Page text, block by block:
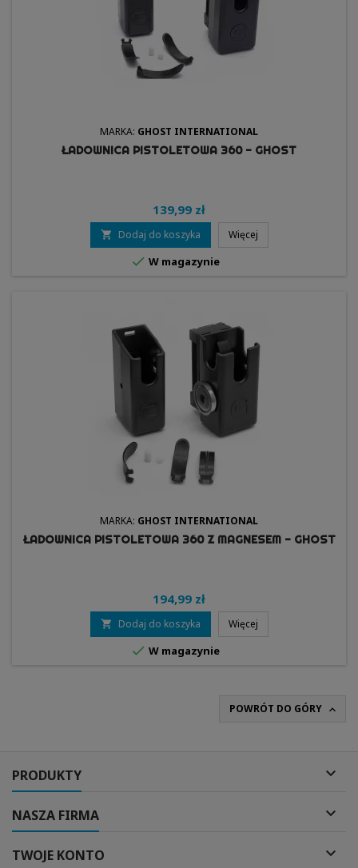
MARKA: GHOST INTERNATIONAL
ŁADOWNICA PISTOLETOWA 360 - GHOST
139,99 zł
 Dodaj do koszyka Więcej
 W magazynie
MARKA: GHOST INTERNATIONAL
ŁADOWNICA PISTOLETOWA 360 Z MAGNESEM - GHOST
194,99 zł
 Dodaj do koszyka Więcej
 W magazynie
POWRÓT DO GÓRY 
PRODUKTY 
NASZA FIRMA 
TWOJE KONTO 